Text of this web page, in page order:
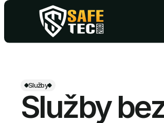
Služby
Služby